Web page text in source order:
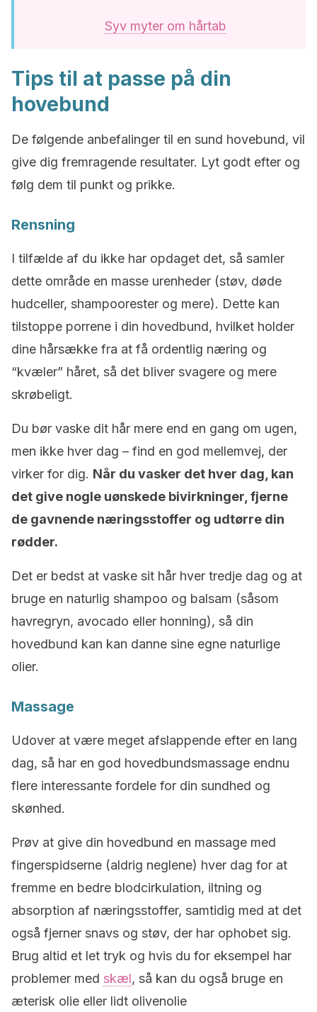
Syv myter om hårtab
Tips til at passe på din
hovebund
De følgende anbefalinger til en sund hovebund, vil
give dig fremragende resultater. Lyt godt efter og
følg dem til punkt og prikke.
Rensning
I tilfælde af du ikke har opdaget det, så samler
dette område en masse urenheder (støv, døde
hudceller, shampoorester og mere). Dette kan
tilstoppe porrene i din hovedbund, hvilket holder
dine hårsække fra at få ordentlig næring og
“kvæler” håret, så det bliver svagere og mere
skrøbeligt.
Du bør vaske dit hår mere end en gang om ugen,
men ikke hver dag – find en god mellemvej, der
virker for dig. Når du vasker det hver dag, kan
det give nogle uønskede bivirkninger, fjerne
de gavnende næringsstoffer og udtørre din
rødder.
Det er bedst at vaske sit hår hver tredje dag og at
bruge en naturlig shampoo og balsam (såsom
havregryn, avocado eller honning), så din
hovedbund kan kan danne sine egne naturlige
olier.
Massage
Udover at være meget afslappende efter en lang
dag, så har en god hovedbundsmassage endnu
flere interessante fordele for din sundhed og
skønhed.
Prøv at give din hovedbund en massage med
fingerspidserne (aldrig neglene) hver dag for at
fremme en bedre blodcirkulation, iltning og
absorption af næringsstoffer, samtidig med at det
også fjerner snavs og støv, der har ophobet sig.
Brug altid et let tryk og hvis du for eksempel har
problemer med skæl, så kan du også bruge en
æterisk olie eller lidt olivenolie